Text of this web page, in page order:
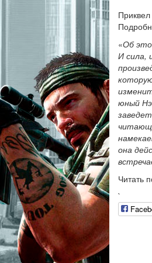
Приквел
«Об
И сила,
юный
она
Читать
`